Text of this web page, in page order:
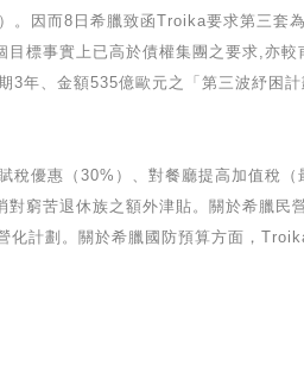
因而8日希臘致函Troika要求第三套
標事實上已高於債權集團之要求,亦
年、金額535億歐元之「第三波紓困
優惠（30%）、對餐廳提高加值稅
窮苦退休族之額外津貼。關於希臘民
計劃。關於希臘國防預算方面，